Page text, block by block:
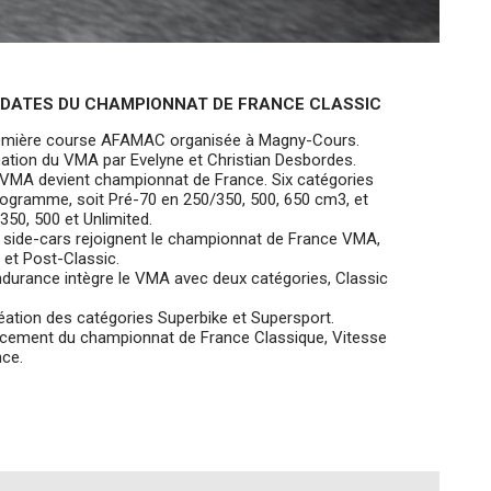
DU CHAMPIONNAT DE FRANCE CLASSIC
course AFAMAC organisée à Magny-Cours.
du VMA par Evelyne et Christian Desbordes.
devient championnat de France. Six catégories
soit Pré-70 en 250/350, 500, 650 cm3, et
500 et Unlimited.
cars rejoignent le championnat de France VMA,
et Post-Classic.
intègre le VMA avec deux catégories, Classic
des catégories Superbike et Supersport.
du championnat de France Classique, Vitesse